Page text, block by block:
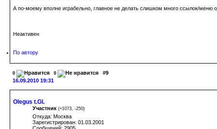
А по-моему вполне играбельно, главное не делать слишком много ссылок/меню
Неактивен
По автору
0 0
#9
16.09.2010 19:31
Olegus t.Gl.
Участник (+1073, -250)
Откуда: Москва
Зарегистрирован: 01.03.2001